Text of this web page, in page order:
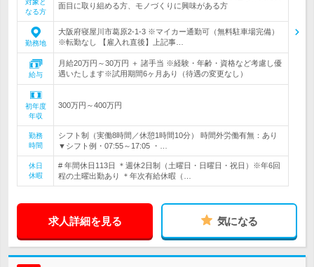
対象と
なる方
面目に取り組める方、モノづくりに興味がある方
勤務地
大阪府寝屋川市葛原2-1-3 ※マイカー通勤可（無料駐車場完備）
※転勤なし 【雇入れ直後】上記事…
給与
月給20万円～30万円 ＋ 諸手当 ※経験・年齢・資格など考慮し優
遇いたします※試用期間6ヶ月あり（待遇の変更なし）
初年度
年収
300万円～400万円
勤務
時間
シフト制（実働8時間／休憩1時間10分） 時間外労働有無：あり
▼シフト例・07:55～17:05 ・…
休日
休暇
# 年間休日113日 ＊週休2日制（土曜日・日曜日・祝日）※年6回
程の土曜出勤あり ＊年次有給休暇（…
求人詳細を見る 気になる